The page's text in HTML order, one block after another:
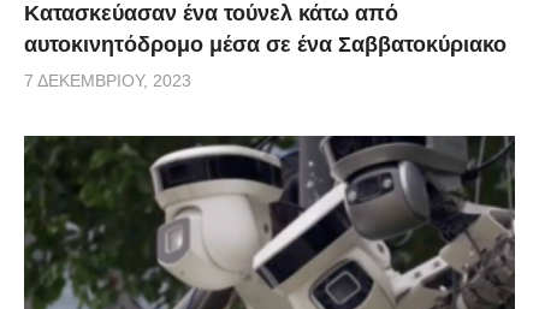
Κατασκεύασαν ένα τούνελ κάτω από
αυτοκινητόδρομο μέσα σε ένα Σαββατοκύριακο
7 ΔΕΚΕΜΒΡΊΟΥ, 2023